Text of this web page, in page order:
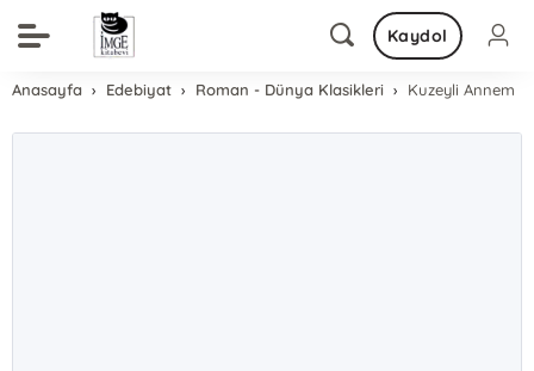
Kaydol
Anasayfa Edebiyat Roman - Dünya Klasikleri Kuzeyli Annem